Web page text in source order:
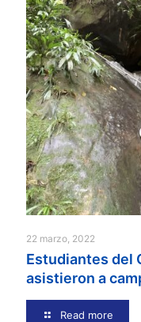
22 marzo, 2022
Estudiantes del
asistieron a
Read more